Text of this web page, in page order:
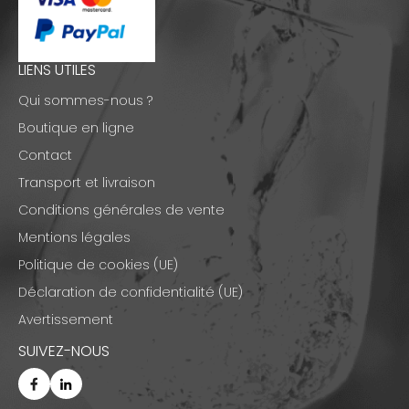
LIENS UTILES
Qui sommes-nous ?
Boutique en ligne
Contact
Transport et livraison
Conditions générales de vente
Mentions légales
Politique de cookies (UE)
Déclaration de confidentialité (UE)
Avertissement
SUIVEZ-NOUS